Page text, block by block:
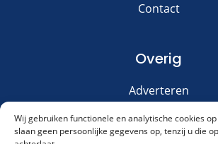
Wij gebruiken functionele en analytische cookies
slaan geen persoonlijke gegevens op, tenzij u die
Contact
Overig
Adverteren
Disclaimer